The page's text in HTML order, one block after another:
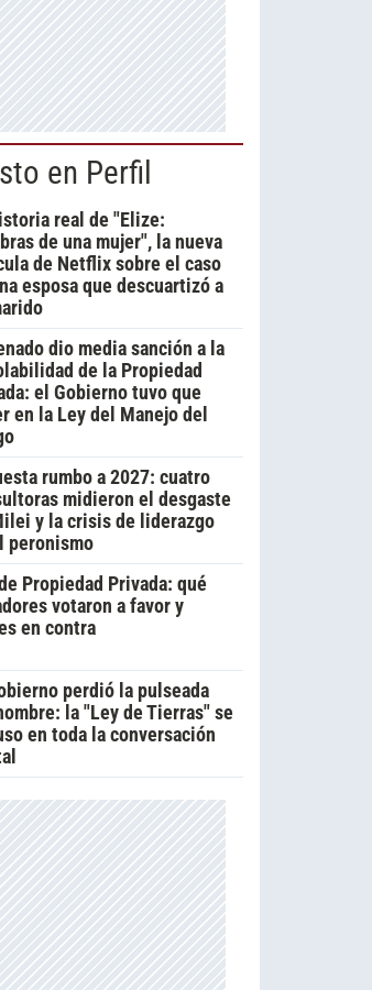
en Perfil
real de "Elize:
de una mujer", la nueva
de Netflix sobre el caso
esposa que descuartizó a
dio media sanción a la
de la Propiedad
el Gobierno tuvo que
en la Ley del Manejo del
rumbo a 2027: cuatro
midieron el desgaste
y la crisis de liderazgo
peronismo
Propiedad Privada: qué
votaron a favor y
en contra
perdió la pulseada
la "Ley de Tierras" se
en toda la conversación